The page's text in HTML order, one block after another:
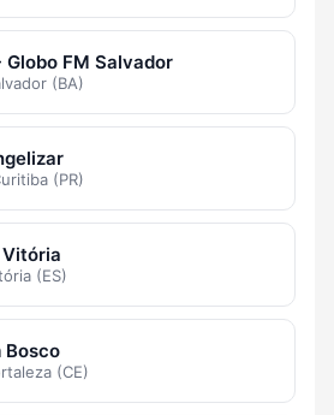
Globo FM Salvador
(BA)
(PR)
Vitória
(ES)
Bosco
(CE)